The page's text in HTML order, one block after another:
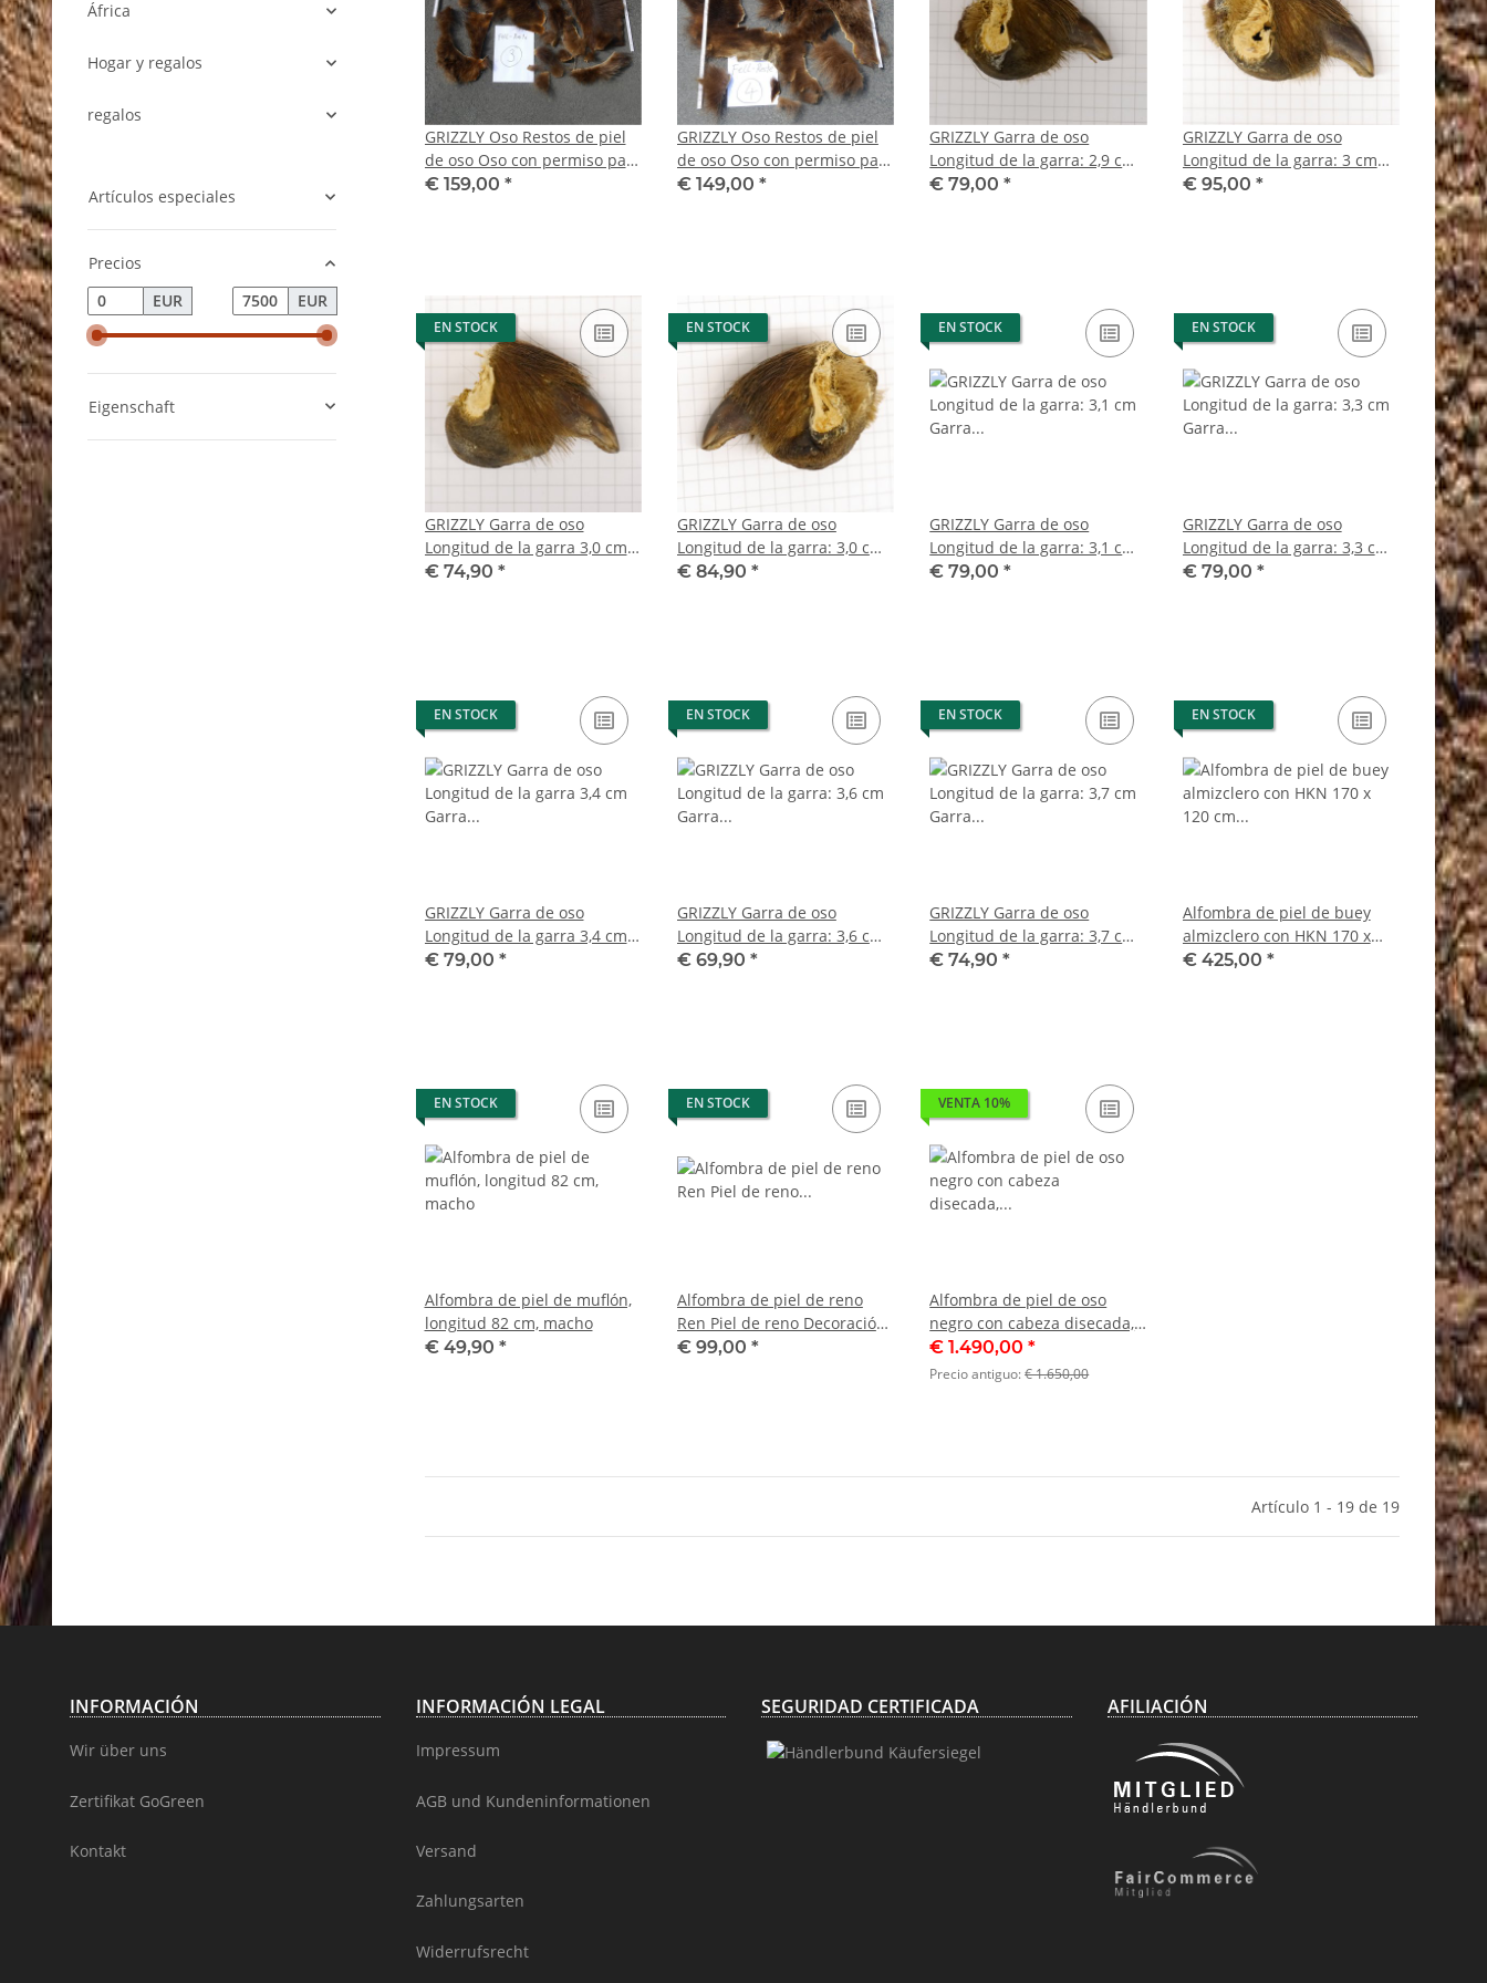
GRIZZLY Oso Restos de piel
de oso Oso con permiso para
la venta Paquete de pieles 3
€ 159,00 *
GRIZZLY Oso Restos de piel
de oso Oso con permiso para
la venta Paquete de pieles 4
€ 149,00 *
GRIZZLY Garra de oso
Longitud de la garra: 2,9 cm
Garra trasera izquierda Oso
€ 79,00*
GRIZZLY Garra de oso
Longitud de la garra: 3 cm
Garra trasera izquierda Oso
€ 95,00 *
EN STOCK
GRIZZLY Garra de oso
Longitud de la garra 3,0 cm
Garra trasera izquierda Oso
€ 74,90 *
EN STOCK
GRIZZLY Garra de oso
Longitud de la garra: 3,0 cm
Garra trasera derecha Oso
€ 84,90 *
EN STOCK
GRIZZLY Garra de oso
Longitud de la garra: 3,1 cm
Garra trasera derecha Oso
€ 79,00*
EN STOCK
GRIZZLY Garra de oso
Longitud de la garra: 3,3 cm
Garra trasera izquierda Oso
€ 79,00 *
EN STOCK
GRIZZLY Garra de oso
Longitud de la garra 3,4 cm
Garra trasera derecha Oso
€ 79,00 *
EN STOCK
GRIZZLY Garra de oso
Longitud de la garra: 3,6 cm
Garra trasera izquierda Oso
€ 69,90 *
EN STOCK
GRIZZLY Garra de oso
Longitud de la garra: 3,7 cm
Garra trasera derecha Oso
€ 74,90*
EN STOCK
Alfombra de piel de buey
almizclero con HKN 170 x
120 cm Alfombra
€ 425,00 *
EN STOCK
Alfombra de piel de muflón,
longitud 82 cm, macho
€ 49,90 *
EN STOCK
Alfombra de piel de reno
Ren Piel de reno Decoración
Alfombra animal Longitud
€ 99,00 *
VENTA 10%
Alfombra de piel de oso
negro con cabeza disecada,
longitud 200 cm, con
permiso para la venta.
€ 1.490,00*
Precio antiguo:€ 1.650,00
Artículo 1 - 19 de 19
África
Hogar y regalos
regalos
Artículos especiales
Precios
EUR
EUR
Eigenschaft
INFORMACIÓN
Wir über uns
Zertifikat GoGreen
Kontakt
INFORMACIÓN LEGAL
Impressum
AGB und Kundeninformationen
Versand
Zahlungsarten
Widerrufsrecht
SEGURIDAD CERTIFICADA AFILIACIÓN